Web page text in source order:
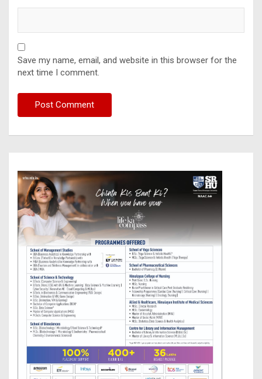
Save my name, email, and website in this browser for the
next time I comment.